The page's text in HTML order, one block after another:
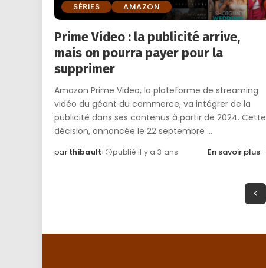
SÉRIES AMAZON
Prime Video : la publicité arrive,
mais on pourra payer pour la
supprimer
Amazon Prime Video, la plateforme de streaming
vidéo du géant du commerce, va intégrer de la
publicité dans ses contenus à partir de 2024. Cette
décision, annoncée le 22 septembre ...
Posted
par thibault publié il y a 3 ans En savoir plus